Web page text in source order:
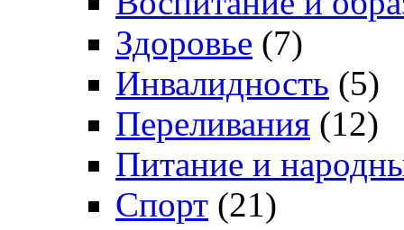
Здоровье (7)
Инвалидность (5)
Переливания (12)
Питание и
Спорт (21)